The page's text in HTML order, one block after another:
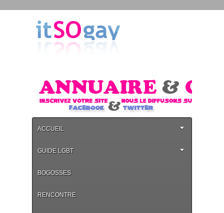
ACCUEIL
GUIDE LGBT
BOGOSSES
RENCONTRE